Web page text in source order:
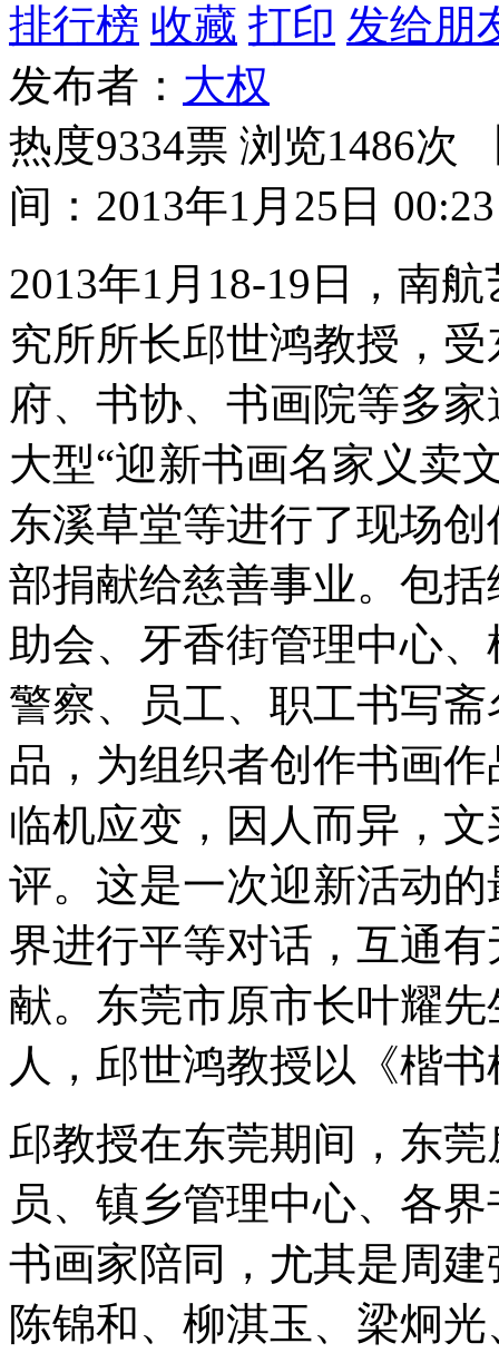
排行榜 收藏 打印 发给朋
发布者： 大权
热度9334票 浏览1486次
间：2013年1月25日 00:23
2013年1月18-19日，南
究所所长邱世鸿教授，
府、书协、书画院等多
大型“迎新书画名家义卖
东溪草堂等进行了现场
部捐献给慈善事业。包
助会、牙香街管理中心
警察、员工、职工书写
品，为组织者创作书画
临机应变，因人而异，
评。这是一次迎新活动
界进行平等对话，互通
献。东莞市原市长叶耀
人，邱世鸿教授以《楷
邱教授在东莞期间，东
员、镇乡管理中心、各
书画家陪同，尤其是周
陈锦和、柳淇玉、梁炯